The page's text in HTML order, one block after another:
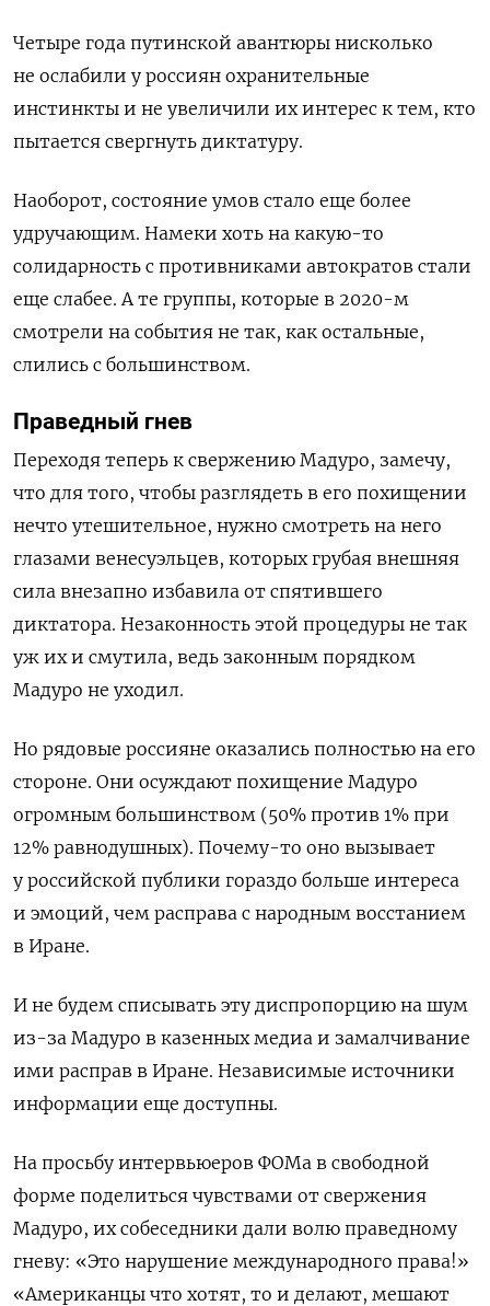
Четыре года путинской авантюры нисколько
не ослабили у россиян охранительные
инстинкты и не увеличили их интерес к тем, кто
пытается свергнуть диктатуру.
Наоборот, состояние умов стало еще более
удручающим. Намеки хоть на какую-то
солидарность с противниками автократов стали
еще слабее. А те группы, которые в 2020-м
смотрели на события не так, как остальные,
слились с большинством.
Праведный гнев
Переходя теперь к свержению Мадуро, замечу,
что для того, чтобы разглядеть в его похищении
нечто утешительное, нужно смотреть на него
глазами венесуэльцев, которых грубая внешняя
сила внезапно избавила от спятившего
диктатора. Незаконность этой процедуры не так
уж их и смутила, ведь законным порядком
Мадуро не уходил.
Но рядовые россияне оказались полностью на его
стороне. Они осуждают похищение Мадуро
огромным большинством (50% против 1% при
12% равнодушных). Почему-то оно вызывает
у российской публики гораздо больше интереса
и эмоций, чем расправа с народным восстанием
в Иране.
И не будем списывать эту диспропорцию на шум
из-за Мадуро в казенных медиа и замалчивание
ими расправ в Иране. Независимые источники
информации еще доступны.
На просьбу интервьюеров ФОМа в свободной
форме поделиться чувствами от свержения
Мадуро, их собеседники дали волю праведному
гневу: «Это нарушение международного права!»
«Американцы что хотят, то и делают, мешают